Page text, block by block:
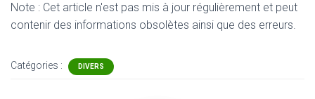
Note : Cet article n'est pas mis à jour régulièrement et peut
contenir des informations obsolètes ainsi que des erreurs.
Catégories : DIVERS